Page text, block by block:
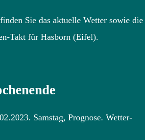
Sie das aktuelle Wetter sowie die
Takt für Hasborn (Eifel).
Samstag, Prognose. Wetter-